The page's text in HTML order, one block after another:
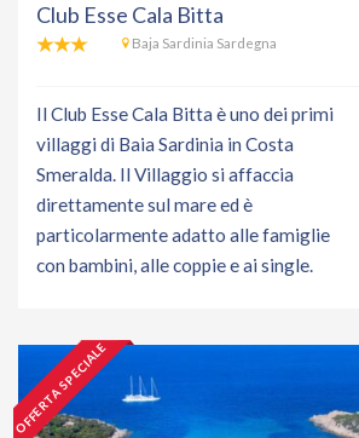
Club Esse Cala Bitta
Baja Sardinia Sardegna
Il Club Esse Cala Bitta è uno dei primi
villaggi di Baia Sardinia in Costa
Smeralda. Il Villaggio si affaccia
direttamente sul mare ed è
particolarmente adatto alle famiglie
con bambini, alle coppie e ai single.
OFFERTA SPECIALE